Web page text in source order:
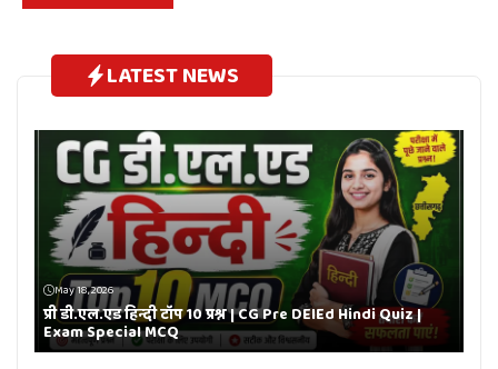
LATEST NEWS
May 18, 2026
प्री डी.एल.एड हिन्दी टॉप 10 प्रश्न | CG Pre DElEd Hindi Quiz |
Exam Special MCQ